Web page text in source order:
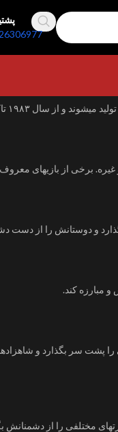
برخی از بازیهای معروف